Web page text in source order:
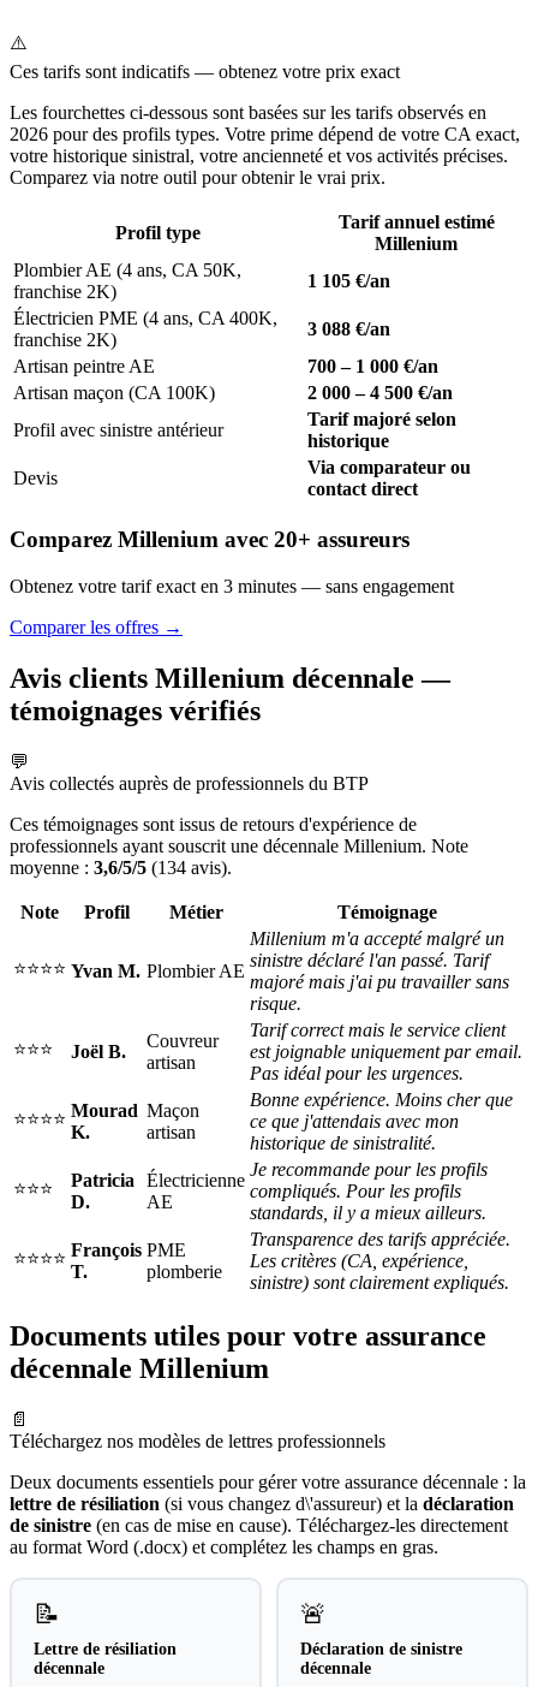
⚠️
Ces tarifs sont indicatifs — obtenez votre prix exact
Les fourchettes ci-dessous sont basées sur les tarifs observés en
2026 pour des profils types. Votre prime dépend de votre CA exact,
votre historique sinistral, votre ancienneté et vos activités précises.
Comparez via notre outil pour obtenir le vrai prix.
Profil type
Tarif annuel estimé
Millenium
Plombier AE (4 ans, CA 50K,
franchise 2K)
1 105 €/an
Électricien PME (4 ans, CA 400K,
franchise 2K)
3 088 €/an
Artisan peintre AE
700 – 1 000 €/an
Artisan maçon (CA 100K)
2 000 – 4 500 €/an
Profil avec sinistre antérieur
Tarif majoré selon
historique
Devis
Via comparateur ou
contact direct
Comparez Millenium avec 20+ assureurs
Obtenez votre tarif exact en 3 minutes — sans engagement
Comparer les offres →
Avis clients Millenium décennale —
témoignages vérifiés
💬
Avis collectés auprès de professionnels du BTP
Ces témoignages sont issus de retours d'expérience de
professionnels ayant souscrit une décennale Millenium. Note
moyenne : 3,6/5/5 (134 avis).
Note Profil Métier Témoignage
⭐⭐⭐⭐ Yvan M. Plombier AE
Millenium m'a accepté malgré un
sinistre déclaré l'an passé. Tarif
majoré mais j'ai pu travailler sans
risque.
⭐⭐⭐ Joël B.
Couvreur
artisan
Tarif correct mais le service client
est joignable uniquement par email.
Pas idéal pour les urgences.
⭐⭐⭐⭐ Mourad
K.
Maçon
artisan
Bonne expérience. Moins cher que
ce que j'attendais avec mon
historique de sinistralité.
⭐⭐⭐
Patricia
D.
Électricienne
AE
Je recommande pour les profils
compliqués. Pour les profils
standards, il y a mieux ailleurs.
⭐⭐⭐⭐ François
T.
PME
plomberie
Transparence des tarifs appréciée.
Les critères (CA, expérience,
sinistre) sont clairement expliqués.
Documents utiles pour votre assurance
décennale Millenium
📄
Téléchargez nos modèles de lettres professionnels
Deux documents essentiels pour gérer votre assurance décennale : la
lettre de résiliation (si vous changez d\'assureur) et la déclaration
de sinistre (en cas de mise en cause). Téléchargez-les directement
au format Word (.docx) et complétez les champs en gras.
📝
Lettre de résiliation
décennale
🚨
Déclaration de sinistre
décennale